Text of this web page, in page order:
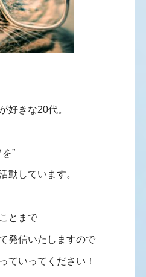
好きな20代。
”
動しています。
とまで
発信いたしますので
ていってください！